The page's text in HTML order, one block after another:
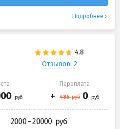
Подробнее
Отзывов: 2
Переплата
2000 - 20000